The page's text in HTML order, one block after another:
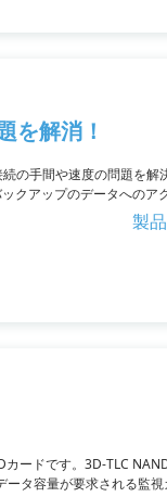
を解消！
の手間や速度の問題を解
クアップのデータへのア
Repliをご活用ください。
製
ードです。3D-TLC
タ容量が要求される監視